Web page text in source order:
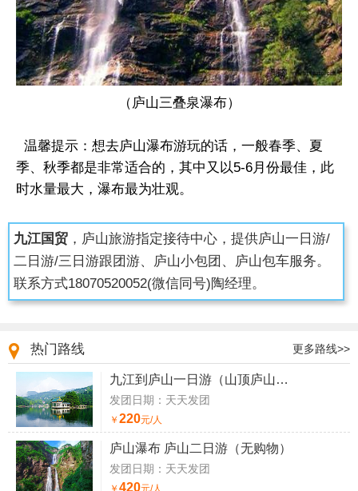
（庐山三叠泉瀑布）
温馨提示：想去庐山瀑布游玩的话，一般春季、夏
季、秋季都是非常适合的，其中又以5-6月份最佳，此
时水量最大，瀑布最为壮观。
九江国贸 ，庐山旅游指定接待中心，提供庐山一日游/
二日游/三日游跟团游、庐山小包团、庐山包车服务。
联系方式18070520052(微信同号)陶经理。
热门路线 更多路线>>
九江到庐山一日游（山顶庐山一日游）
发团日期：天天发团
￥ 220元/人
庐山瀑布 庐山二日游（无购物）
发团日期：天天发团
420